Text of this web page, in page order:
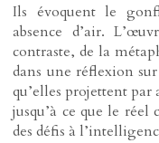
Ils évoquent le
absence d’air.
contraste, de la
dans une réflexion
qu’elles projettent par
jusqu’à ce que le réel
des défis à